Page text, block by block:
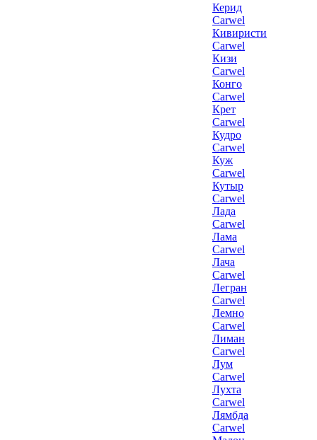
Керид
Carwel
Кивиристи
Carwel
Кизи
Carwel
Конго
Carwel
Крет
Carwel
Кудро
Carwel
Куж
Carwel
Кутыр
Carwel
Лада
Carwel
Лама
Carwel
Лача
Carwel
Легран
Carwel
Лемно
Carwel
Лиман
Carwel
Лум
Carwel
Лухта
Carwel
Лямбда
Carwel